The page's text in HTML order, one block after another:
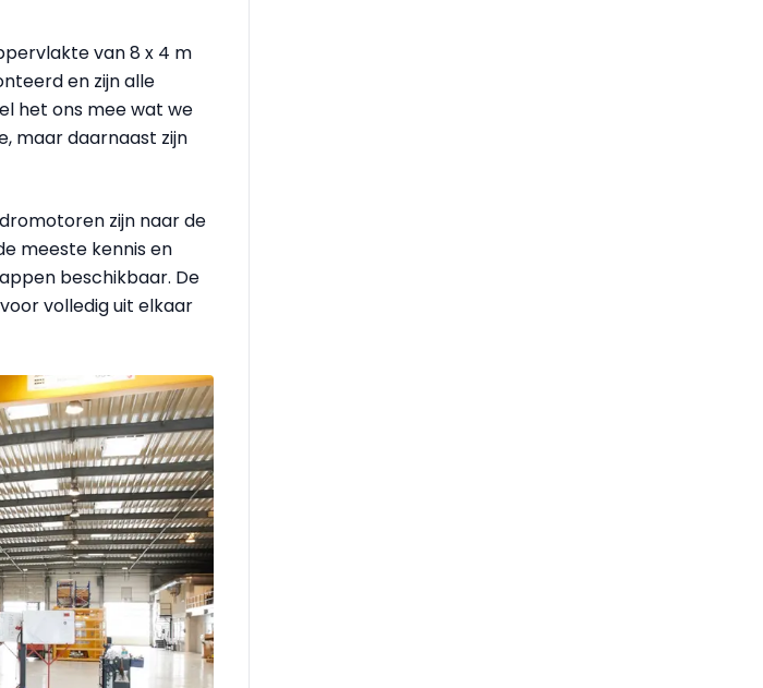
van 8 x 4 m
en zijn alle
het ons mee wat we
maar daarnaast zijn
zijn naar de
meeste kennis en
beschikbaar. De
volledig uit elkaar